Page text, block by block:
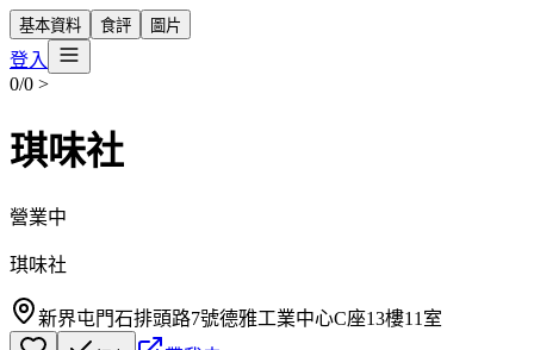
基本資料 食評 圖片
登入
0/0 >
琪味社
營業中
琪味社
新界屯門石排頭路7號德雅工業中心C座13樓11室